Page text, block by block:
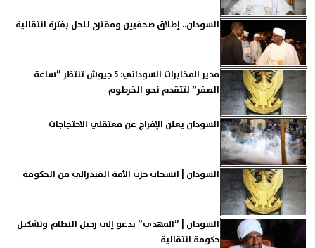
السودان.. إطلاق صحفيين ومقترح للحل بفترة انتقالية
مدير المخابرات السوداني: 5 جيوش تنتظر ”ساعة
الصفر” لتتقدم نحو الخرطوم
السودان يعلن الإفراج عن معتقلي الاحتجاجات
السودان | انسحاب حزب الأمة الفيدرالي من الحكومة
السودان | ”المهدي” يدعو إلى رحيل النظام وتشكيل
حكومة انتقالية